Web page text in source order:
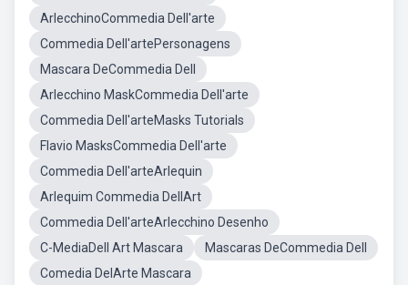
ArlecchinoCommedia Dell'arte
Commedia Dell'artePersonagens
Mascara DeCommedia Dell
Arlecchino MaskCommedia Dell'arte
Commedia Dell'arteMasks Tutorials
Flavio MasksCommedia Dell'arte
Commedia Dell'arteArlequin
Arlequim Commedia DellArt
Commedia Dell'arteArlecchino Desenho
C-MediaDell Art Mascara
Mascaras DeCommedia Dell
Comedia DelArte Mascara